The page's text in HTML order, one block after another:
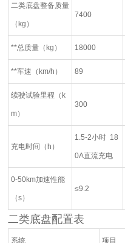
二类底盘整备质量
（kg）
7400
**总质量（kg） 18000
**车速（km/h） 89
续驶试验里程（k
m）
300
充电时间（h）
1.5-2小时 18
0A直流充电
0-50km加速性能
（s）
≤9.2
二类底盘配置表
系统 项目